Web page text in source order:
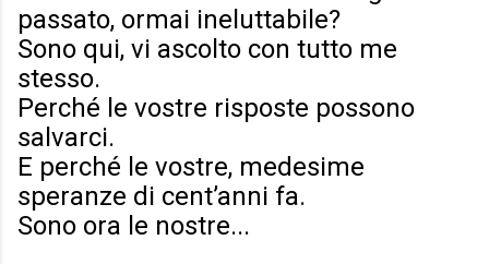
passato, ormai ineluttabile?
Sono qui, vi ascolto con tutto me
stesso.
Perché le vostre risposte possono
salvarci.
E perché le vostre, medesime
speranze di cent’anni fa.
Sono ora le nostre...